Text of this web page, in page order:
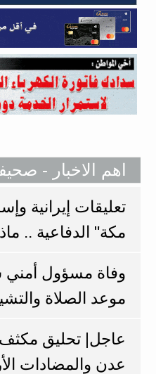
اهم الاخبار -
تعليقات إيرانية
مكة" الدفاعية ..
وفاة مسؤول أمني
موعد الصلاة
عاجل| تحليق
عدن والمضادات